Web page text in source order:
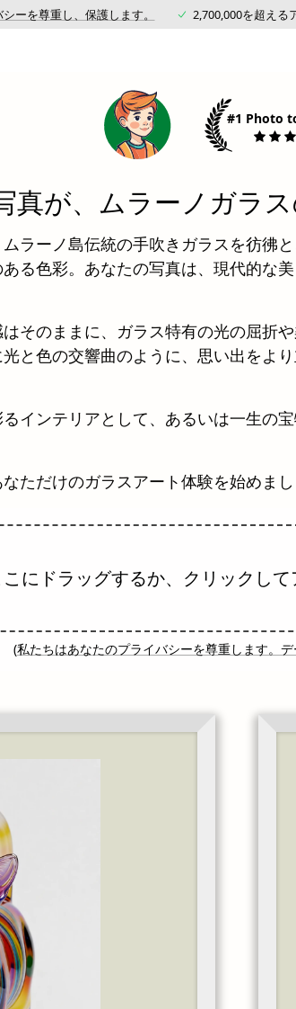
ーを尊重し、保護します。 2,700,000を超える
#1 Photo
真が、ムラーノガラ
ラーノ島伝統の手吹きガラスを彷彿
る色彩。あなたの写真は、現代的な
そのままに、ガラス特有の光の屈折
と色の交響曲のように、思い出をよ
インテリアとして、あるいは一生の
ただけのガラスアート体験を始めまし
にドラッグするか、クリックし
(私たちはあなたのプライバシーを尊重します。デ